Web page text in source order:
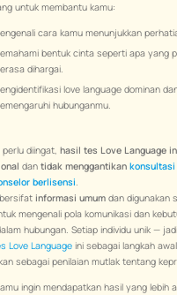
untuk membantu kamu:
cara kamu menunjukkan
bentuk cinta seperti apa yang
dihargai.
love language dominan
hubunganmu.
perlu diingat,hasil tes Love Language
dantidak menggantikankonsultasi
berlisensi.
informasi umum dan digunakan
mengenali pola komunikasi dan
hubungan. Setiap individu unik —
Love Language ini sebagai langkah
sebagai penilaian mutlak tentang
ingin mendapatkan hasil yang lebih